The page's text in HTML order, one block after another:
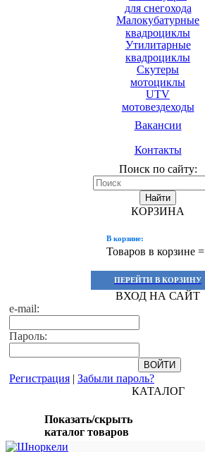
для снегохода
Малокубатурные
квадроциклы
Утилитарные
квадроциклы
Скутеры
мотоциклы
UTV
мотовездеходы
Вакансии
Контакты
Поиск по сайту:
Найти
КОРЗИНА
В корзине:
Товаров в корзине =
ПЕРЕЙТИ В КОРЗИНУ
ВХОД НА САЙТ
e-mail:
Пароль:
Регистрация | Забыли пароль?
КАТАЛОГ
Показать/скрыть
каталог товаров